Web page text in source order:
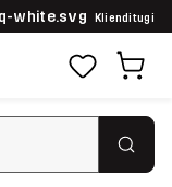
Klienditugi